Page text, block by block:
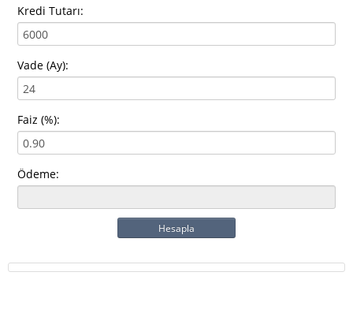
Kredi Tutarı:
Vade (Ay):
Faiz (%):
Ödeme:
Hesapla